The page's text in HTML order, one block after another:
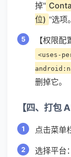
掉"
位) "选项。
【权限
<uses-
删掉它。
【四、打包
点击菜单
选择平台